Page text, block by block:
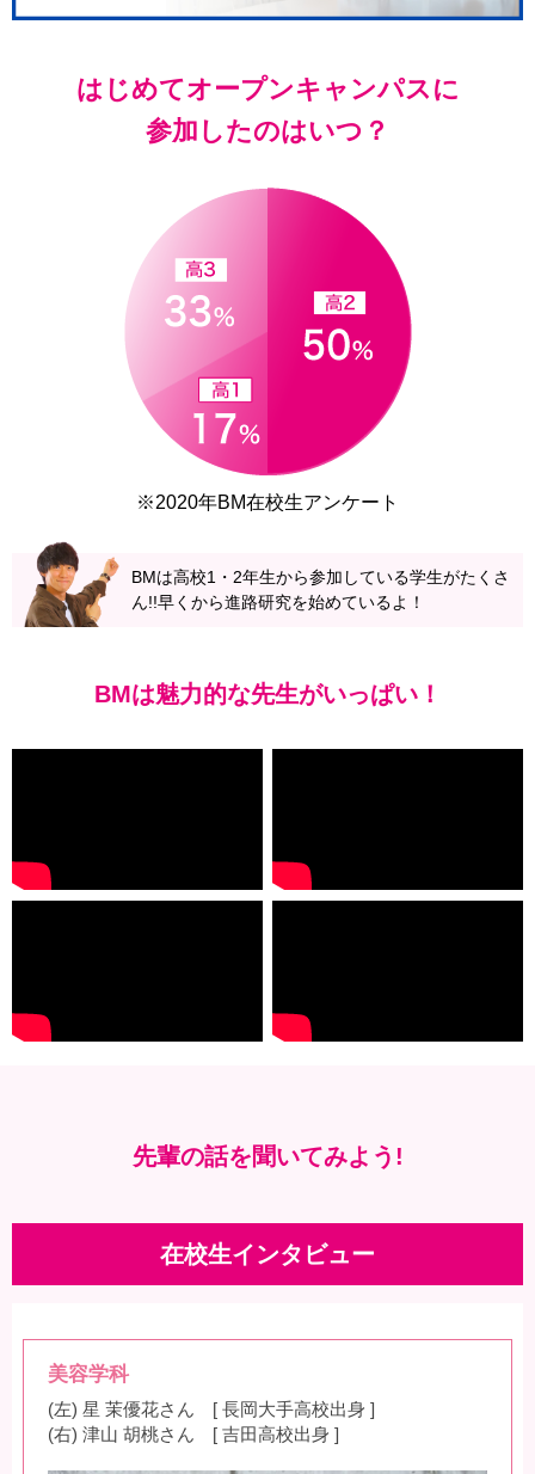
はじめてオープンキャンパスに
参加したのはいつ？
※2020年BM在校生アンケート
BMは高校1・2年生から参加している学生がたくさ
ん!!早くから進路研究を始めているよ！
BMは魅力的な先生がいっぱい！
先輩の話を聞いてみよう!
在校生インタビュー
美容学科
(左) 星 茉優花さん [ 長岡大手高校出身 ]
(右) 津山 胡桃さん [ 吉田高校出身 ]